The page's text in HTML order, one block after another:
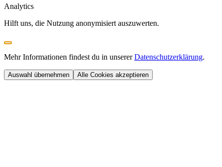
Analytics
Hilft uns, die Nutzung anonymisiert auszuwerten.
Mehr Informationen findest du in unserer Datenschutzerklärung.
Auswahl übernehmen Alle Cookies akzeptieren